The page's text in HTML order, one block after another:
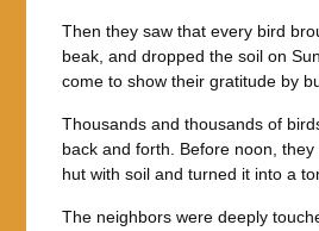
Then they saw that every bird
beak, and dropped the soil on
come to show their gratitude by
Thousands and thousands of
back and forth. Before noon,
hut with soil and turned it into a
The neighbors were deeply